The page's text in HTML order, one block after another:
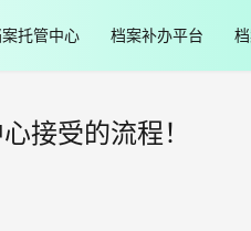
托管中心 档案补办平台
接受的流程！